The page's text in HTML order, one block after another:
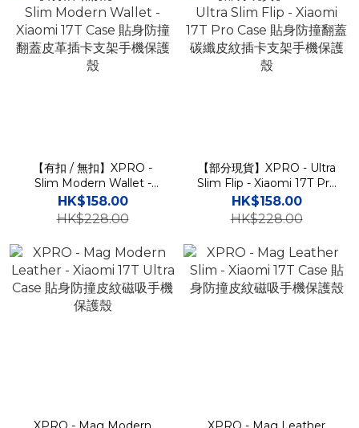
【有扣 / 無扣】XPRO -
Slim Modern Wallet -
Xiaomi 17T Case 貼身防撞
翻蓋皮革插卡支架手機保護
HK$158.00
HK$228.00
【部分現貨】XPRO - Ultra
Slim Flip - Xiaomi 17T Pro
Case 貼身防撞翻蓋碳纖皮
紋插卡支架手機保護殼
HK$158.00
HK$228.00